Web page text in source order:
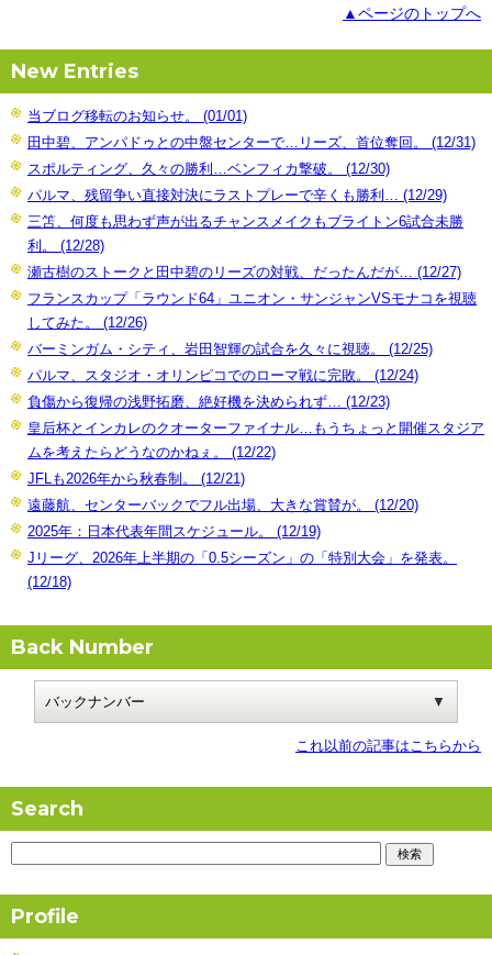
▲ページのトップへ
New Entries
当ブログ移転のお知らせ。 (01/01)
田中碧、アンパドゥとの中盤センターで…リーズ、首位奪回。 (12/31)
スポルティング、久々の勝利…ベンフィカ撃破。 (12/30)
パルマ、残留争い直接対決にラストプレーで辛くも勝利… (12/29)
三笘、何度も思わず声が出るチャンスメイクもブライトン6試合未勝
利。 (12/28)
瀬古樹のストークと田中碧のリーズの対戦、だったんだが… (12/27)
フランスカップ「ラウンド64」ユニオン・サンジャンVSモナコを視聴
してみた。 (12/26)
バーミンガム・シティ、岩田智輝の試合を久々に視聴。 (12/25)
パルマ、スタジオ・オリンピコでのローマ戦に完敗。 (12/24)
負傷から復帰の浅野拓磨、絶好機を決められず… (12/23)
皇后杯とインカレのクオーターファイナル…もうちょっと開催スタジア
ムを考えたらどうなのかねぇ。 (12/22)
JFLも2026年から秋春制。 (12/21)
遠藤航、センターバックでフル出場、大きな賞賛が。 (12/20)
2025年：日本代表年間スケジュール。 (12/19)
Jリーグ、2026年上半期の「0.5シーズン」の「特別大会」を発表。
(12/18)
Back Number
これ以前の記事はこちらから
Search
Profile